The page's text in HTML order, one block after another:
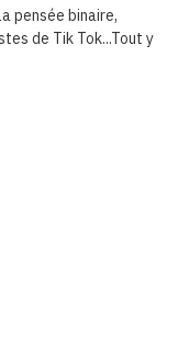
pensée binaire,
de Tik Tok...Tout y